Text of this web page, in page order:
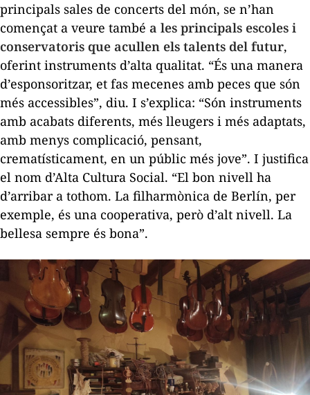
principals sales de concerts del món, se n’han
començat a veure també a les principals escoles i
conservatoris que acullen els talents del futur,
oferint instruments d’alta qualitat. “És una manera
d’esponsoritzar, et fas mecenes amb peces que són
més accessibles”, diu. I s’explica: “Són instruments
amb acabats diferents, més lleugers i més adaptats,
amb menys complicació, pensant,
crematísticament, en un públic més jove”. I justifica
el nom d’Alta Cultura Social. “El bon nivell ha
d’arribar a tothom. La filharmònica de Berlín, per
exemple, és una cooperativa, però d’alt nivell. La
bellesa sempre és bona”.